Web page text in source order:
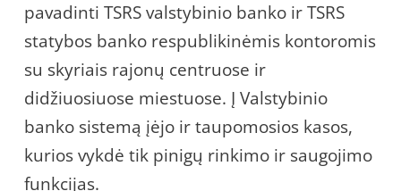
pavadinti TSRS valstybinio banko ir TSRS
statybos banko respublikinėmis kontoromis
su skyriais rajonų centruose ir
didžiuosiuose miestuose. Į Valstybinio
banko sistemą įėjo ir taupomosios kasos,
kurios vykdė tik pinigų rinkimo ir saugojimo
funkcijas.